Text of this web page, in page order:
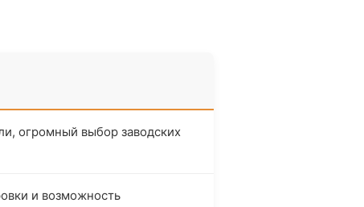
огромный выбор заводских
и возможность